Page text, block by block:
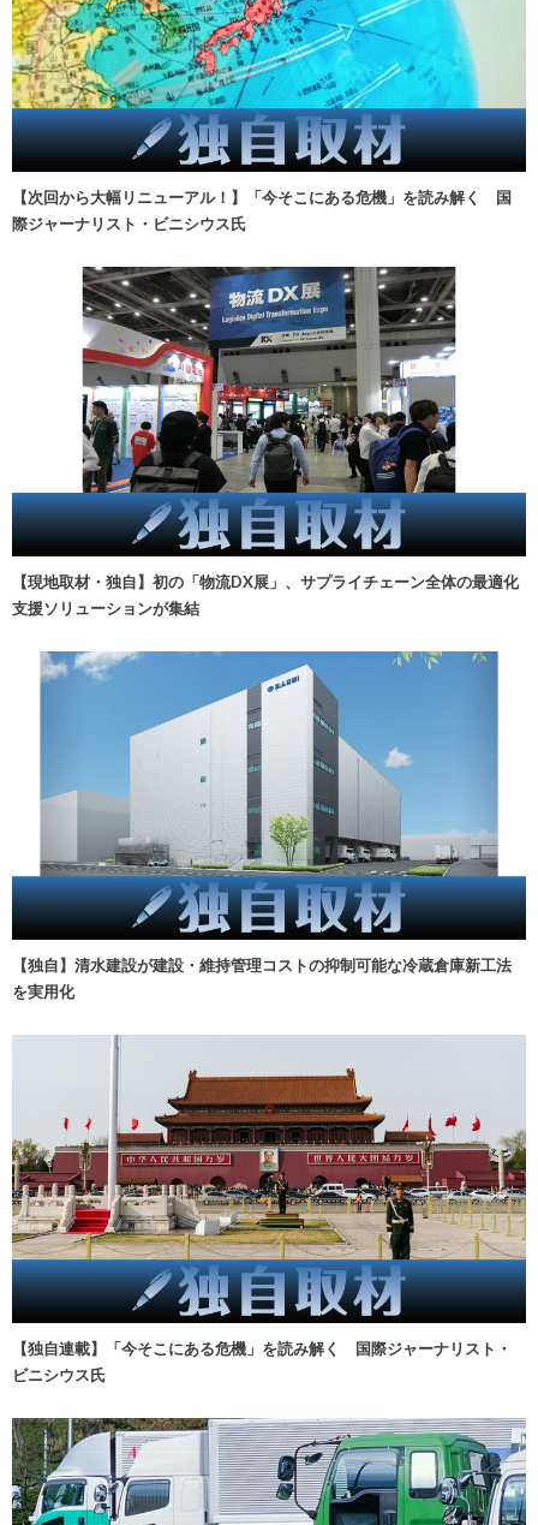
【次回から大幅リニューアル！】「今そこにある危機」を読み解く 国
際ジャーナリスト・ビニシウス氏
【現地取材・独自】初の「物流DX展」、サプライチェーン全体の最適化
支援ソリューションが集結
【独自】清水建設が建設・維持管理コストの抑制可能な冷蔵倉庫新工法
を実用化
【独自連載】「今そこにある危機」を読み解く 国際ジャーナリスト・
ビニシウス氏